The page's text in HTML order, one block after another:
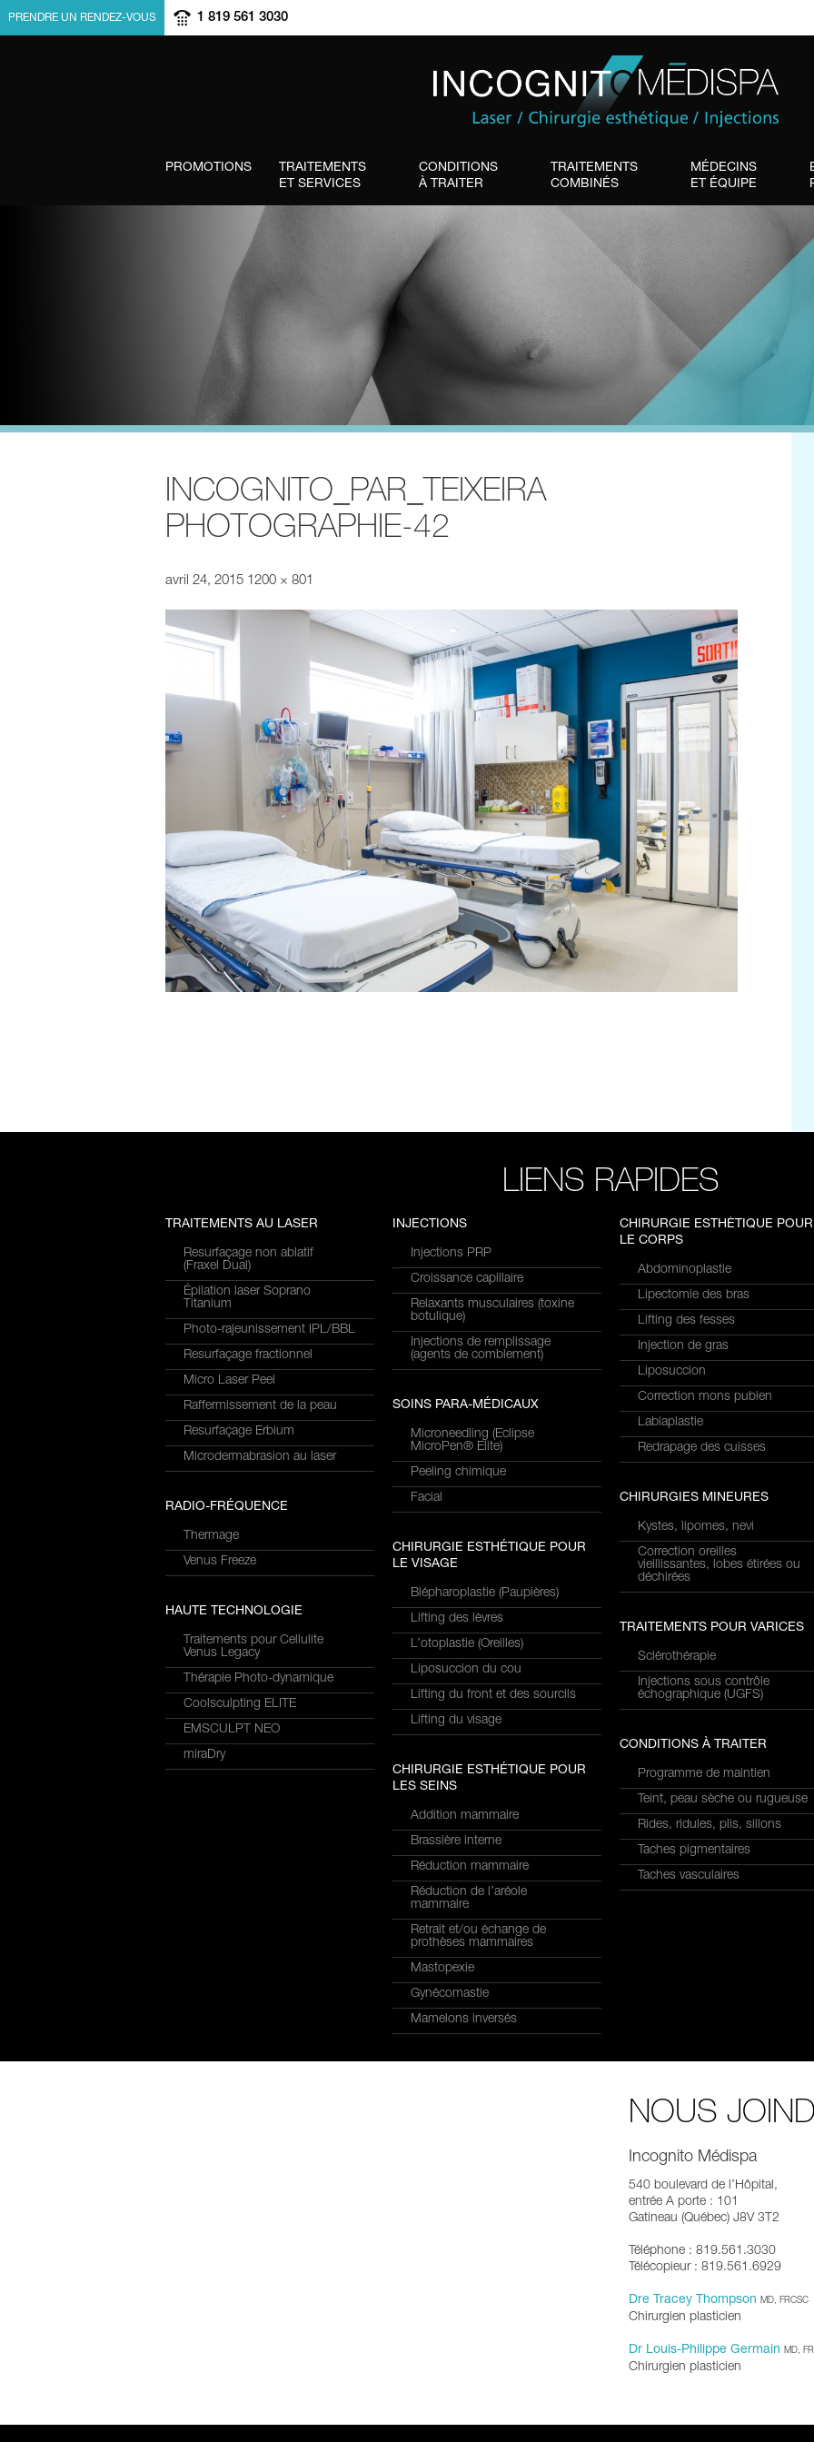
PROMOTIONS
TRAITEMENTS
ET SERVICES
CONDITIONS
À TRAITER
TRAITEMENTS
COMBINÉS
MÉDECINS
ET ÉQUIPE
PRENDRE UN RENDEZ-VOUS 1 819 561 3030
INCOGNITO_PAR_TEIXEIRA
PHOTOGRAPHIE-42
avril 24, 2015 1200 × 801
LIENS RAPIDES
TRAITEMENTS AU LASER
Resurfaçage non ablatif
(Fraxel Dual)
Épilation laser Soprano
Titanium
Photo-rajeunissement IPL/BBL
Resurfaçage fractionnel
Micro Laser Peel
Raffermissement de la peau
Resurfaçage Erbium
Microdermabrasion au laser
RADIO-FRÉQUENCE
Thermage
Venus Freeze
HAUTE TECHNOLOGIE
Traitements pour Cellulite
Venus Legacy
Thérapie Photo-dynamique
Coolsculpting ELITE
EMSCULPT NEO
miraDry
INJECTIONS
Injections PRP
Croissance capillaire
Relaxants musculaires (toxine
botulique)
Injections de remplissage
(agents de comblement)
SOINS PARA-MÉDICAUX
Microneedling (Eclipse
MicroPen® Elite)
Peeling chimique
Facial
CHIRURGIE ESTHÉTIQUE POUR
LE VISAGE
Blépharoplastie (Paupières)
Lifting des lèvres
L’otoplastie (Oreilles)
Liposuccion du cou
Lifting du front et des sourcils
Lifting du visage
CHIRURGIE ESTHÉTIQUE POUR
LES SEINS
Addition mammaire
Brassière interne
Réduction mammaire
Réduction de l’aréole
mammaire
Retrait et/ou échange de
prothèses mammaires
Mastopexie
Gynécomastie
Mamelons inversés
CHIRURGIE ESTHÉTIQUE POUR
LE CORPS
Abdominoplastie
Lipectomie des bras
Lifting des fesses
Injection de gras
Liposuccion
Correction mons pubien
Labiaplastie
Redrapage des cuisses
CHIRURGIES MINEURES
Kystes, lipomes, nevi
Correction oreilles
vieillissantes, lobes étirées ou
déchirées
TRAITEMENTS POUR VARICES
Sclérothérapie
Injections sous contrôle
échographique (UGFS)
CONDITIONS À TRAITER
Programme de maintien
Teint, peau sèche ou rugueuse
Rides, ridules, plis, sillons
Taches pigmentaires
Taches vasculaires
NOUS
Incognito Médispa
540 boulevard de l’Hôpital,
entrée A porte : 101
Gatineau (Québec) J8V 3T2
Téléphone : 819.561.3030
Télécopieur : 819.561.6929
Dre Tracey Thompson MD, FRCSC
Chirurgien plasticien
Dr Louis-Philippe Germain MD,
Chirurgien plasticien